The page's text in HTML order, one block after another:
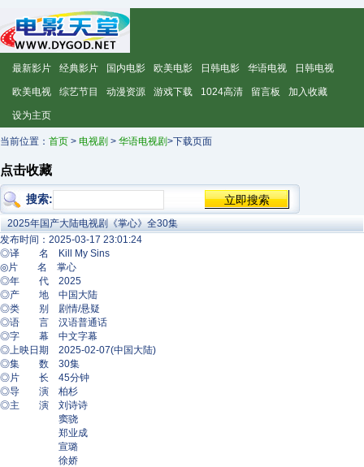
最新影片 经典影片 国内电影 欧美电影 日韩电影 华语电视 日韩电视
欧美电视 综艺节目 动漫资源 游戏下载 1024高清 留言板 加入收藏
设为主页
当前位置： 首页 > 电视剧 > 华语电视剧>下载页面
点击收藏
搜索:
2025年国产大陆电视剧《掌心》全30集
发布时间：2025-03-17 23:01:24
◎译 名 Kill My Sins
◎片 名 掌心
◎年 代 2025
◎产 地 中国大陆
◎类 别 剧情/悬疑
◎语 言 汉语普通话
◎字 幕 中文字幕
◎上映日期 2025-02-07(中国大陆)
◎集 数 30集
◎片 长 45分钟
◎导 演 柏杉
◎主 演 刘诗诗
窦骁
郑业成
宣璐
徐娇